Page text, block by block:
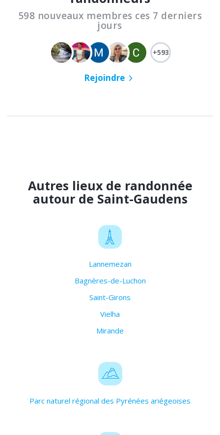
598 nouveaux membres ces 7 derniers
jours
+593
Rejoindre
Autres lieux de randonnée
autour de Saint-Gaudens
Lannemezan
Bagnères-de-Luchon
Saint-Girons
Vielha
Mirande
Parc naturel régional des Pyrénées ariégeoises